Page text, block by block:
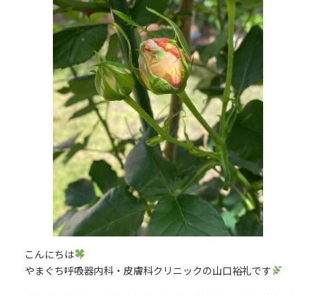
こんにちは
やまぐち呼吸器内科・皮膚科クリニックの山口裕礼です